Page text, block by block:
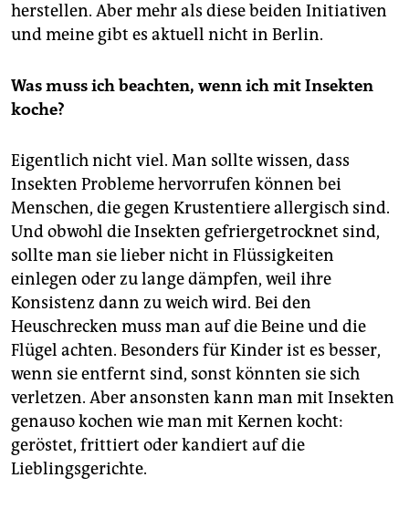
herstellen. Aber mehr als diese beiden Initiativen
und meine gibt es aktuell nicht in Berlin.
Was muss ich beachten, wenn ich mit Insekten
koche?
Eigentlich nicht viel. Man sollte wissen, dass
Insekten Probleme hervorrufen können bei
Menschen, die gegen Krustentiere allergisch sind.
Und obwohl die Insekten gefriergetrocknet sind,
sollte man sie lieber nicht in Flüssigkeiten
einlegen oder zu lange dämpfen, weil ihre
Konsistenz dann zu weich wird. Bei den
Heuschrecken muss man auf die Beine und die
Flügel achten. Besonders für Kinder ist es besser,
wenn sie entfernt sind, sonst könnten sie sich
verletzen. Aber ansonsten kann man mit Insekten
genauso kochen wie man mit Kernen kocht:
geröstet, frittiert oder kandiert auf die
Lieblingsgerichte.